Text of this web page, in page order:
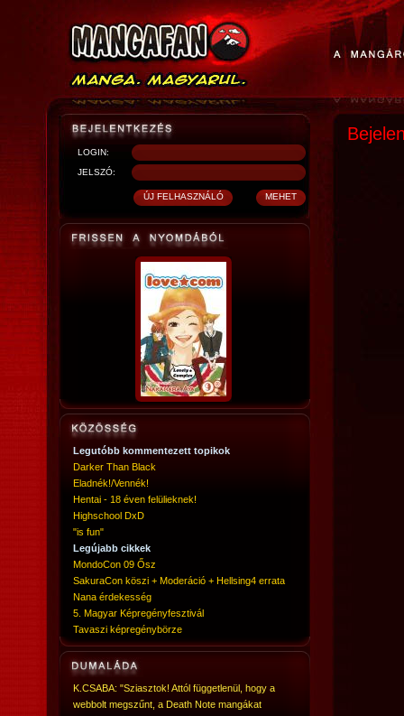
LOGIN:
JELSZÓ:
Legutóbb kommentezett topikok
Darker Than Black
Eladnék!/Vennék!
Hentai - 18 éven felülieknek!
Highschool DxD
"is fun"
Legújabb cikkek
MondoCon 09 Ősz
SakuraCon köszi + Moderáció + Hellsing4 errata
Nana érdekesség
5. Magyar Képregényfesztivál
Tavaszi képregénybörze
K.CSABA: "Sziasztok! Attól függetlenül, hogy a
webbolt megszűnt, a Death Note mangákat